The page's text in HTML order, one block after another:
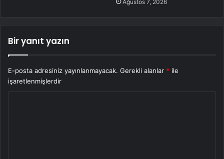
Ağustos 7, 2026
Bir yanıt yazın
E-posta adresiniz yayınlanmayacak. Gerekli alanlar * ile
işaretlenmişlerdir